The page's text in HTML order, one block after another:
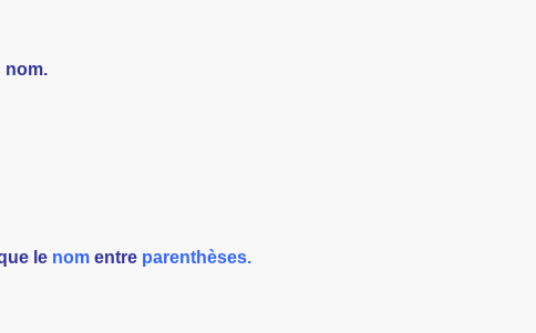
nom.
le nom entre parenthèses.